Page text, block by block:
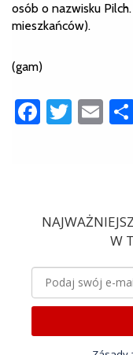
osób o nazwisku
mieszkańców).
(gam)
W